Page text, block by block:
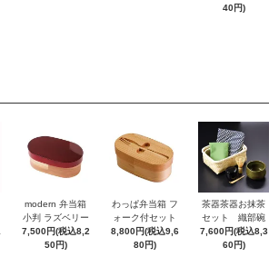
40円)
modern 弁当箱
小判 ラズベリー
7,500円(税込8,2
50円)
わっぱ弁当箱 フ
ォーク付セット
8,800円(税込9,6
80円)
茶器茶器お抹茶
セット 織部碗
7,600円(税込8,3
60円)